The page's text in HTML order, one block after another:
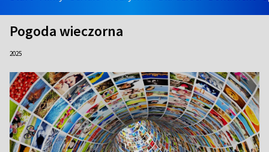
Pogoda wieczorna
2025